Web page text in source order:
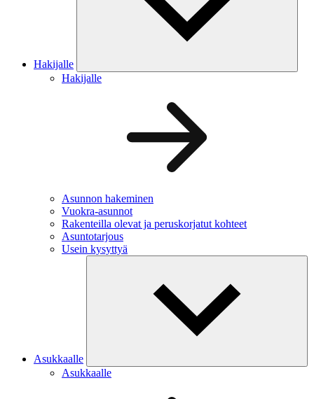
Hakijalle
Hakijalle
Asunnon hakeminen
Vuokra-asunnot
Rakenteilla olevat ja peruskorjatut kohteet
Asuntotarjous
Usein kysyttyä
Asukkaalle
Asukkaalle